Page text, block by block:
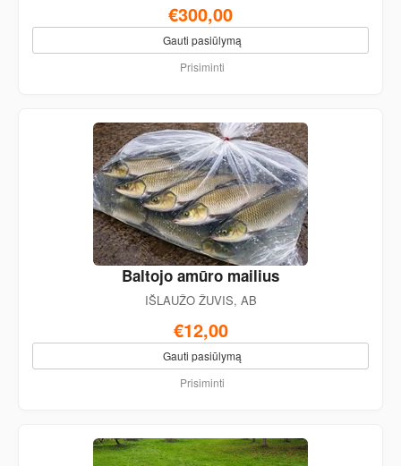
€300,00
Gauti pasiūlymą
Prisiminti
Baltojo amūro mailius
IŠLAUŽO ŽUVIS, AB
€12,00
Gauti pasiūlymą
Prisiminti